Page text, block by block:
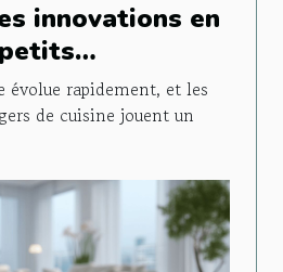
innovations en
de cuisine
évolue rapidement, et les
de cuisine jouent un